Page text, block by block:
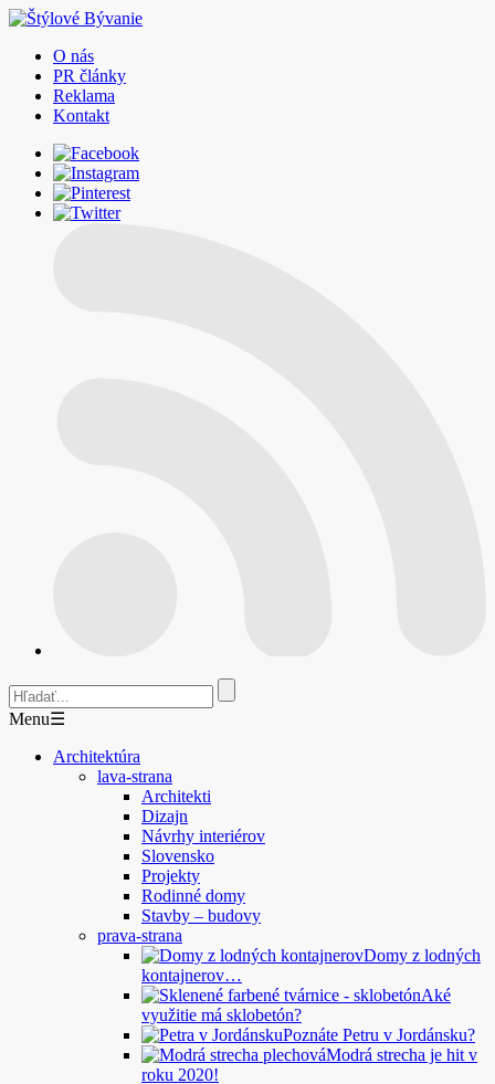
O nás
PR články
Reklama
Kontakt
Menu☰
Architektúra
lava-strana
Architekti
Dizajn
Návrhy interiérov
Slovensko
Projekty
Rodinné domy
Stavby – budovy
prava-strana
Domy z lodných
kontajnerov…
Aké
využitie má sklobetón?
Poznáte Petru v Jordánsku?
Modrá strecha je hit v
roku 2020!